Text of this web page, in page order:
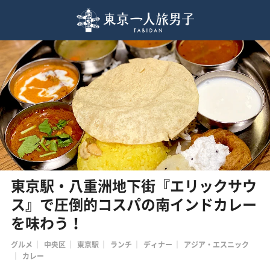
東京駅・八重洲地下街『エリックサウ
ス』で圧倒的コスパの南インドカレー
を味わう！
グルメ 中央区 東京駅 ランチ ディナー
アジア・エスニック
カレー